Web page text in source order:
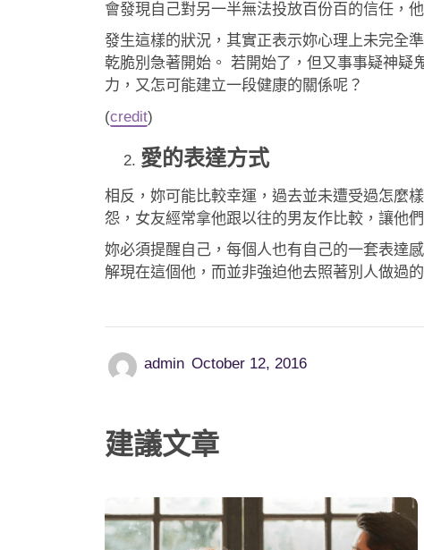
會發現自己對另一半無法投放百份百的信任，
發生這樣的狀況，其實正表示妳心理上未完全
乾脆別急著開始。 若開始了，但又事事疑神疑
力，又怎可能建立一段健康的關係呢？
(credit)
愛的表達方式
相反，妳可能比較幸運，過去並未遭受過怎麼
怨，女友經常拿他跟以往的男友作比較，讓他
妳必須提醒自己，每個人也有自己的一套表達
解現在這個他，而並非強迫他去照著別人做過
admin October 12, 2016
建議文章